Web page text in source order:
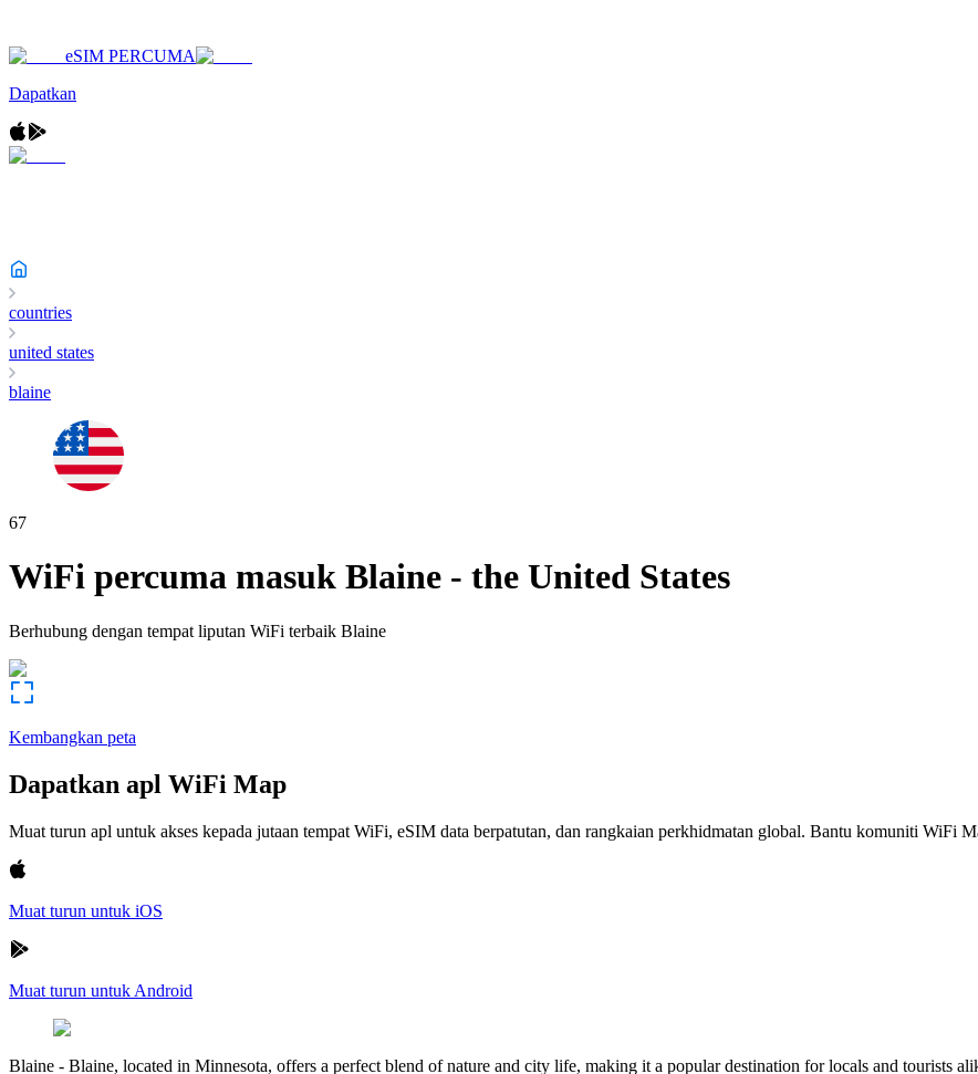
eSIM PERCUMA
Dapatkan
countries
united states
blaine
67
WiFi percuma masuk Blaine - the United States
Berhubung dengan tempat liputan WiFi terbaik Blaine
Kembangkan peta
Dapatkan apl WiFi Map
Muat turun apl untuk akses kepada jutaan tempat WiFi, eSIM data berpatutan, dan rangkaian perkhidmatan global. Bantu komuniti WiFi
Muat turun untuk iOS
Muat turun untuk Android
Blaine - Blaine, located in Minnesota, offers a perfect blend of nature and city life, making it a popular destination for locals and tourists